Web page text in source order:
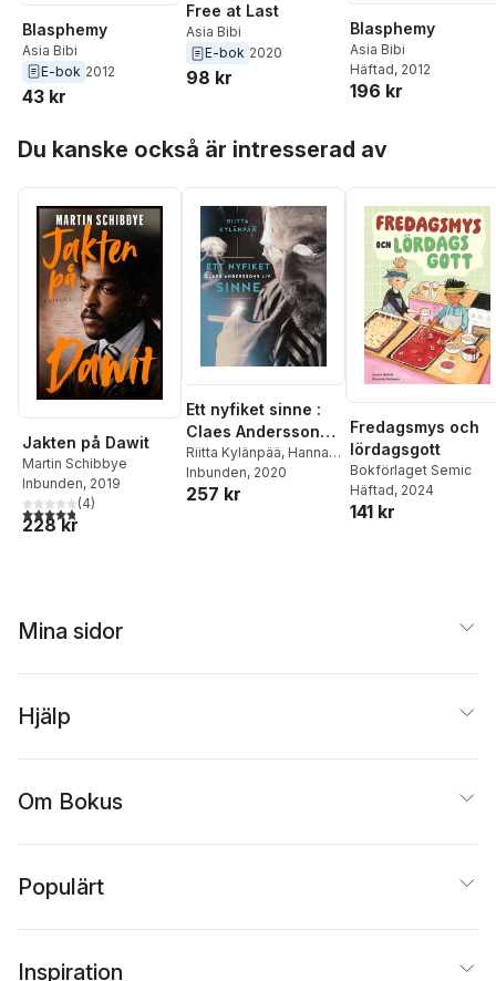
Blasphemy
Asia Bibi
E-bok 2012
43 kr
Free at Last
Asia Bibi
E-bok 2020
98 kr
Blasphemy
Asia Bibi
Häftad, 2012
196 kr
Du kanske också är intresserad av
Jakten på Dawit
Martin Schibbye
Inbunden, 2019
4,8utav 5 stjärnor. Totalt antal röster:
(4)
228 kr
Ett nyfiket sinne :
Claes Anderssons
liv
Riitta Kylänpää, Hanna
Lahdenperä
Inbunden, 2020
257 kr
Fredagsmys och
lördagsgott
Bokförlaget Semic
Häftad, 2024
141 kr
Mina sidor
Hjälp
Om Bokus
Populärt
Inspiration